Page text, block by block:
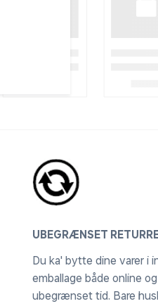
UBEGRÆNSET
Du ka' bytte dine varer i
emballage både online
ubegrænset tid. Bare